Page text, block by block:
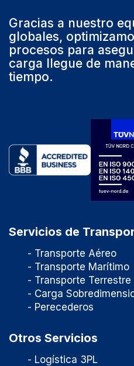
Gracias a nuestro
globales,
procesos para
carga llegue de
tiempo.
Servicios de
- Transporte Aéreo
- Transporte Marítimo
- Transporte Terrestre
- Carga
- Perecederos
Otros Servicios
- Logística 3PL